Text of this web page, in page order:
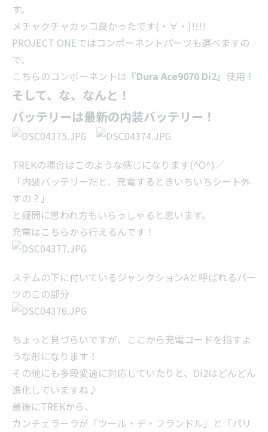
す。
メチャクチャカッコ良かったです(・∀・)!!!!
PROJECT ONEではコンポーネントパーツも選べますの
で、
こちらのコンポーネントは 『Dura Ace9070 Di2』 使用！
そして、な、なんと！
バッテリーは最新の内装バッテリー！
TREKの場合はこのような感じになります(^O^)／
「内装バッテリーだと、充電するときいちいちシート外
すの？」
と疑問に思われ方もいらっしゃると思います。
充電はこちらから行えるんです！
ステムの下に付いているジャンクションAと呼ばれるパー
ツのこの部分
ちょっと見づらいですが、ここから充電コードを指すよ
うな形になります！
その他にも多段変速に対応していたりと、Di2はどんどん
進化していますね♪
最後にTREKから、
カンチェラーラが「ツール・デ・フランドル」と「パリ